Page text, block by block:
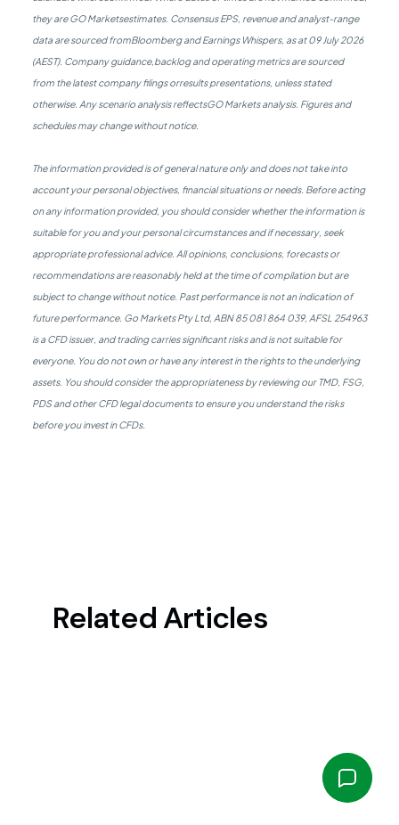
they are GO Marketsestimates. Consensus EPS, revenue and analyst-range
data are sourced fromBloomberg and Earnings Whispers, as at 09 July 2026
(AEST). Company guidance,backlog and operating metrics are sourced
from the latest company filings orresults presentations, unless stated
otherwise. Any scenario analysis reflectsGO Markets analysis. Figures and
schedules may change without notice.
The information provided is of general nature only and does not take into
account your personal objectives, financial situations or needs. Before acting
on any information provided, you should consider whether the information is
suitable for you and your personal circumstances and if necessary, seek
appropriate professional advice. All opinions, conclusions, forecasts or
recommendations are reasonably held at the time of compilation but are
subject to change without notice. Past performance is not an indication of
future performance. Go Markets Pty Ltd, ABN 85 081 864 039, AFSL 254963
is a CFD issuer, and trading carries significant risks and is not suitable for
everyone. You do not own or have any interest in the rights to the underlying
assets. You should consider the appropriateness by reviewing our TMD, FSG,
PDS and other CFD legal documents to ensure you understand the risks
before you invest in CFDs.
Related Articles